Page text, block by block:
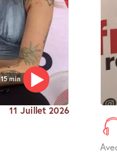
15 min
11 Juillet 2026